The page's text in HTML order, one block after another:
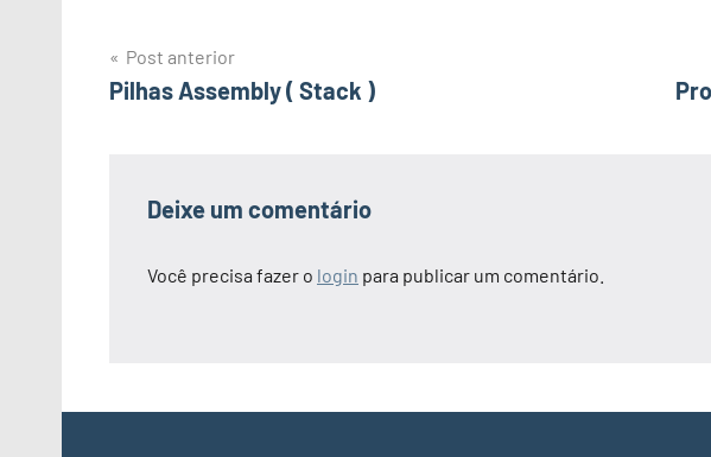
Navegação
de
Post anterior
Pilhas Assembly ( Stack )
Deixe um comentário
Você precisa fazer o login para publicar um comentário.